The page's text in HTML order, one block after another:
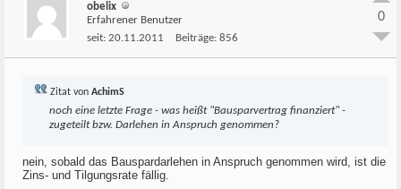
obelix
Erfahrener Benutzer
seit: 20.11.2011 Beiträge: 856
0
Zitat von AchimS
noch eine letzte Frage - was heißt "Bausparvertrag finanziert" -
zugeteilt bzw. Darlehen in Anspruch genommen?
nein, sobald das Bauspardarlehen in Anspruch genommen wird, ist die
Zins- und Tilgungsrate fällig.